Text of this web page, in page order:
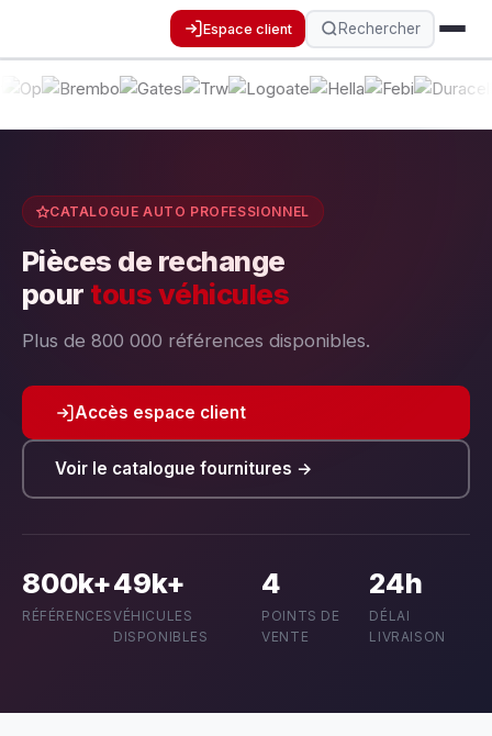
Espace client Rechercher
CATALOGUE AUTO PROFESSIONNEL
Pièces de rechange
pour tous véhicules
Plus de 800 000 références disponibles.
Accès espace client
Voir le catalogue fournitures →
800k+
RÉFÉRENCES
49k+
VÉHICULES
DISPONIBLES
4
POINTS DE
VENTE
24h
DÉLAI
LIVRAISON